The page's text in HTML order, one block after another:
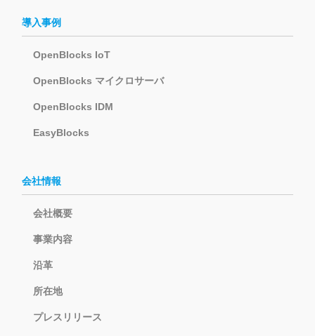
導入事例
OpenBlocks IoT
OpenBlocks マイクロサーバ
OpenBlocks IDM
EasyBlocks
会社情報
会社概要
事業内容
沿革
所在地
プレスリリース